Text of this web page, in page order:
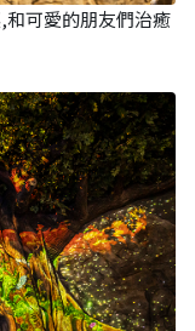
和可愛的朋友們治癒